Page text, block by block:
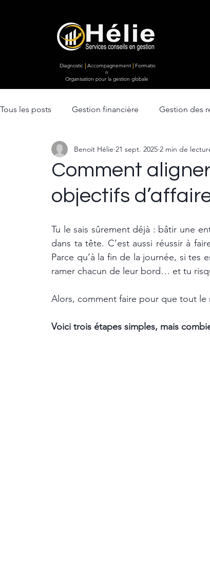
Diagnostic | Accompagnement | Formatio
n
Organisation pour la gestion globale
Tous les posts Gestion financière Gestion des
Ventes & Marketing lancement d'entreprise
Efficacité opérationnelle
Comment
objectifs
Benoit Hélie 21 sept. 2025 2 min de
Tu le sais sûrement déjà : bâtir une
dans ta tête. C’est aussi réussir à
Parce qu’à la fin de la journée, si tes
ramer chacun de leur bord… et tu
Alors, comment faire pour que tout le
Voici trois étapes simples, mais